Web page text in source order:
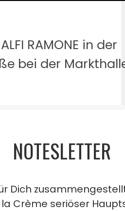
RAMONE in der
bei der
NOTESLETTER
Dich
Crème seriöser